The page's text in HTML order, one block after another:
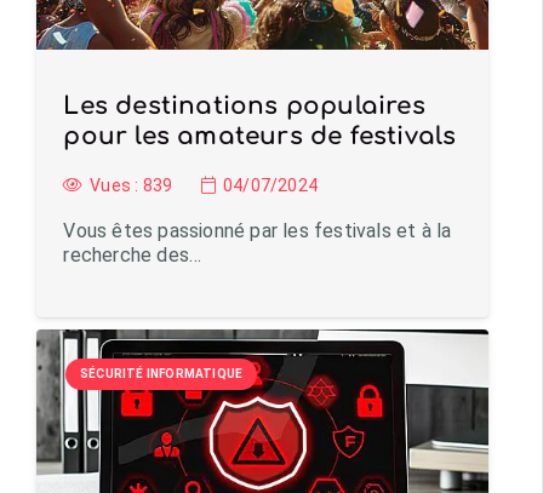
Les destinations populaires
pour les amateurs de festivals
Vues : 839 04/07/2024
Vous êtes passionné par les festivals et à la
recherche des…
SÉCURITÉ INFORMATIQUE